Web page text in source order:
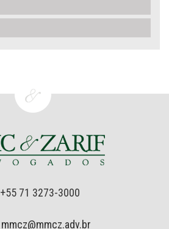
+55 71 3273-3000
mmcz@mmcz.adv.br